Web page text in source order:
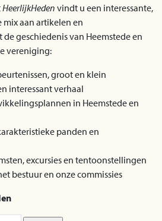
HeerlijkHeden vindt u een interessante,
mix aan artikelen en
geschiedenis van Heemstede en
vereniging:
groot en klein
interessant verhaal
in Heemstede en
panden en
excursies en tentoonstellingen
bestuur en onze commissies